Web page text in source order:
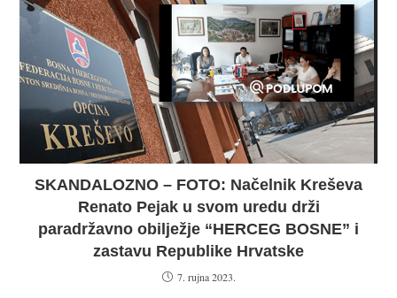
SKANDALOZNO – FOTO: Načelnik Kreševa
Renato Pejak u svom uredu drži
paradržavno obilježje “HERCEG BOSNE” i
zastavu Republike Hrvatske
7. rujna 2023.